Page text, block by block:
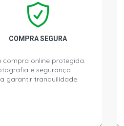
COMPRA SEGURA
compra online protegida.
e segurança
garantir tranquilidade.